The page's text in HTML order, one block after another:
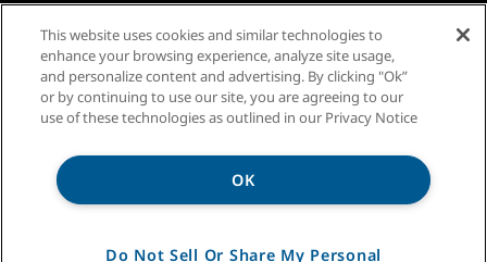
Avis de confidentialité Plan du site Conditions d'utilisation
®/TM © 2026 InSinkErator. Tous droits réservés.
This website uses cookies and similar technologies to
enhance your browsing experience, analyze site usage,
and personalize content and advertising. By clicking "Ok”
or by continuing to use our site, you are agreeing to our
use of these technologies as outlined in our Privacy Notice
OK
Do Not Sell Or Share My Personal